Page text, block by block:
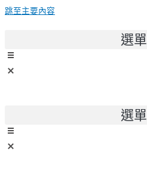
跳至主要內容
選單
選單